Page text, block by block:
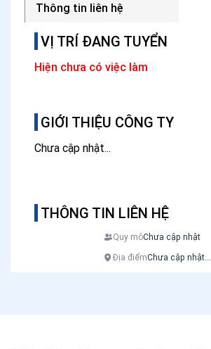
VỊ TRÍ ĐANG TUYỂN
Hiện chưa có việc làm
GIỚI THIỆU CÔNG TY
Chưa cập nhật...
THÔNG TIN LIÊN HỆ
Quy môChưa cập nhật
Địa điểmChưa cập nhật...
Thông tin liên hệ